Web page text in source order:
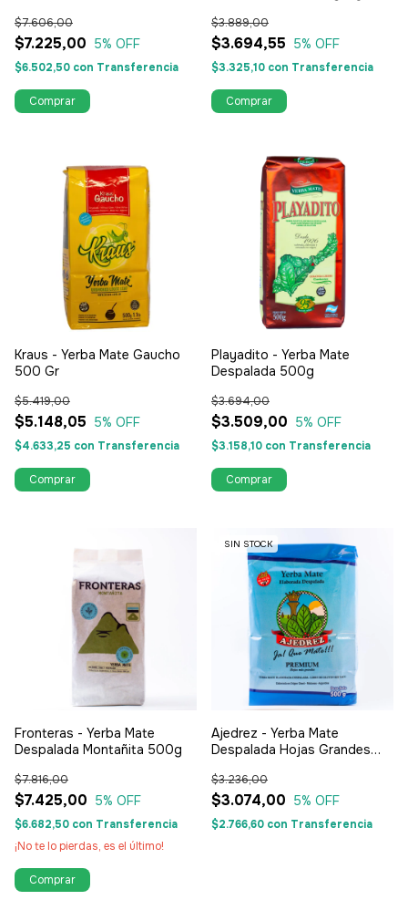
$7.225,00
$7.606,00
5% OFF
$6.502,50 con Transferencia
$3.694,55
$3.889,00
5% OFF
$3.325,10 con Transferencia
Kraus - Yerba Mate Gaucho
500 Gr
$5.148,05
$5.419,00
5% OFF
$4.633,25 con Transferencia
Playadito - Yerba Mate
Despalada 500g
$3.509,00
$3.694,00
5% OFF
$3.158,10 con Transferencia
Fronteras - Yerba Mate
Despalada Montañita 500g
$7.425,00
$7.816,00
5% OFF
$6.682,50 con Transferencia
¡No te lo pierdas, es el último!
SIN STOCK
Ajedrez - Yerba Mate
Despalada Hojas Grandes
$3.074,00
$3.236,00
5% OFF
$2.766,60 con Transferencia